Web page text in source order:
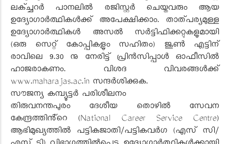
ലക്ച്ചറർ പാനലിൽ രജിസ്റ്റർ ചെയ്തവരും ആയ
ഉദ്യോഗാർത്ഥികൾക്ക് അപേക്ഷിക്കാം. താത്പര്യമുള്ള
ഉദ്യോഗാർത്ഥികൾ അസൽ സർട്ടിഫിക്കറ്റുകളുമായി
(ഒരു സെറ്റ് കോപ്പികളും സഹിതം) ജൂൺ എട്ടിന്
രാവിലെ 9.30 നു നേരിട്ട് പ്രിൻസിപ്പാൾ ഓഫീസിൽ
ഹാജരാകണം. വിശദ വിവരങ്ങൾക്ക്
www.maharajas.ac.in സന്ദർശിക്കുക.
സൗജന്യ കമ്പ്യൂട്ടർ പരിശീലനം
തിരുവനന്തപുരം ദേശീയ തൊഴിൽ സേവന
കേന്ദ്രത്തിൻ്റെ (National Career Service Centre)
ആഭിമുഖ്യത്തിൽ പട്ടികജാതി/പട്ടികവർഗ (എസ് സി/